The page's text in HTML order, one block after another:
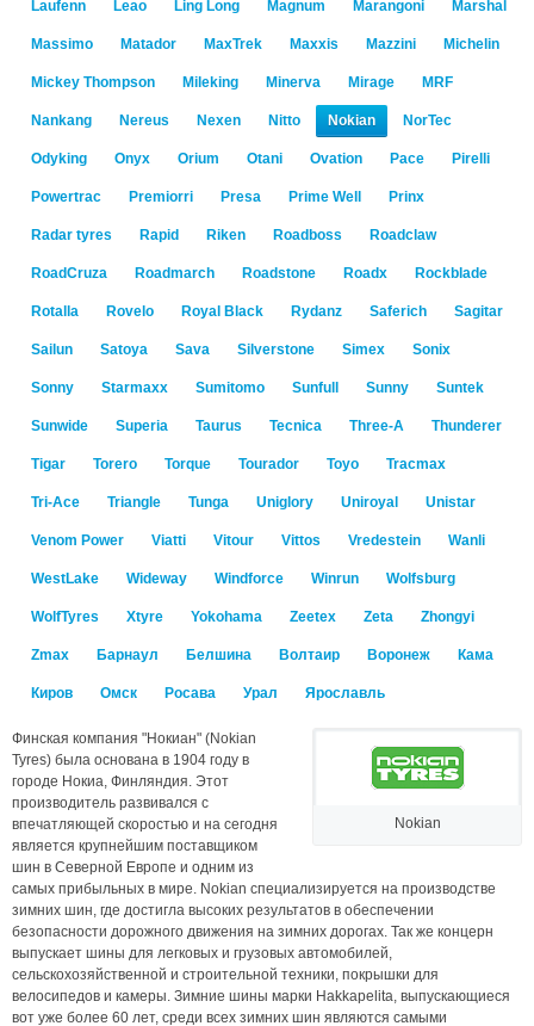
Laufenn Leao Ling Long Magnum Marangoni Marshal
Massimo Matador MaxTrek Maxxis Mazzini Michelin
Mickey Thompson Mileking Minerva Mirage MRF
Nankang Nereus Nexen Nitto Nokian NorTec
Odyking Onyx Orium Otani Ovation Pace Pirelli
Powertrac Premiorri Presa Prime Well Prinx
Radar tyres Rapid Riken Roadboss Roadclaw
RoadCruza Roadmarch Roadstone Roadx Rockblade
Rotalla Rovelo Royal Black Rydanz Saferich Sagitar
Sailun Satoya Sava Silverstone Simex Sonix
Sonny Starmaxx Sumitomo Sunfull Sunny Suntek
Sunwide Superia Taurus Tecnica Three-A Thunderer
Tigar Torero Torque Tourador Toyo Tracmax
Tri-Ace Triangle Tunga Uniglory Uniroyal Unistar
Venom Power Viatti Vitour Vittos Vredestein Wanli
WestLake Wideway Windforce Winrun Wolfsburg
WolfTyres Xtyre Yokohama Zeetex Zeta Zhongyi
Zmax Барнаул Белшина Волтаир Воронеж Кама
Киров Омск Росава Урал Ярославль
Nokian
Финская компания "Нокиан" (Nokian
Tyres) была основана в 1904 году в
городе Нокиа, Финляндия. Этот
производитель развивался с
впечатляющей скоростью и на сегодня
является крупнейшим поставщиком
шин в Северной Европе и одним из
самых прибыльных в мире. Nokian специализируется на производстве
зимних шин, где достигла высоких результатов в обеспечении
безопасности дорожного движения на зимних дорогах. Так же концерн
выпускает шины для легковых и грузовых автомобилей,
сельскохозяйственной и строительной техники, покрышки для
велосипедов и камеры. Зимние шины марки Hakkapelita, выпускающиеся
вот уже более 60 лет, среди всех зимних шин являются самыми